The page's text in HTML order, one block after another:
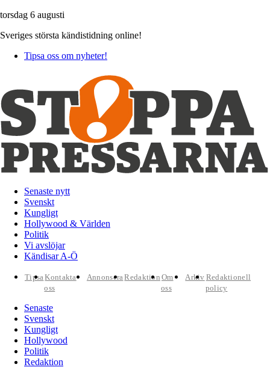
torsdag 6 augusti
Sveriges största kändistidning online!
Tipsa oss om nyheter!
Senaste nytt
Svenskt
Kungligt
Hollywood & Världen
Politik
Vi avslöjar
Kändisar A-Ö
TipsaKontakta
oss
AnnonseraRedaktion Om
oss
Arkiv Redaktionell
policy
Senaste
Svenskt
Kungligt
Hollywood
Politik
Redaktion